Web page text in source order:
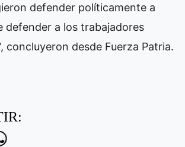
defender políticamente a
defender a los trabajadores
concluyeron desde Fuerza Patria.